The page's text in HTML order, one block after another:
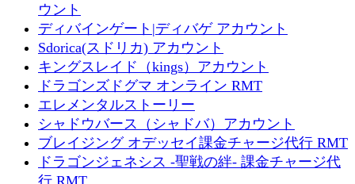
ウント
ディバインゲート|ディバゲ アカウント
Sdorica(スドリカ) アカウント
キングスレイド（kings）アカウント
ドラゴンズドグマ オンライン RMT
エレメンタルストーリー
シャドウバース（シャドバ）アカウント
ブレイジング オデッセイ課金チャージ代行 RMT
ドラゴンジェネシス -聖戦の絆- 課金チャージ代
行 RMT